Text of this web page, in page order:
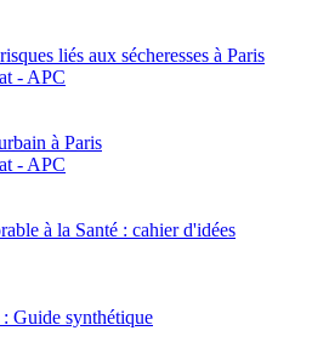
liés aux sécheresses à Paris
- APC
à Paris
- APC
à la Santé : cahier d'idées
Guide synthétique